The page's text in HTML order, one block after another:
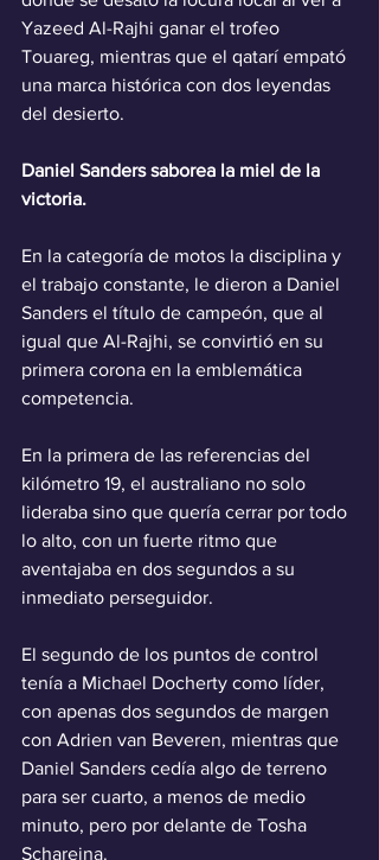
Yazeed Al-Rajhi ganar el trofeo
Touareg, mientras que el qatarí empató
una marca histórica con dos leyendas
del desierto.
Daniel Sanders saborea la miel de la
victoria.
En la categoría de motos la disciplina y
el trabajo constante, le dieron a Daniel
Sanders el título de campeón, que al
igual que Al-Rajhi, se convirtió en su
primera corona en la emblemática
competencia.
En la primera de las referencias del
kilómetro 19, el australiano no solo
lideraba sino que quería cerrar por todo
lo alto, con un fuerte ritmo que
aventajaba en dos segundos a su
inmediato perseguidor.
El segundo de los puntos de control
tenía a Michael Docherty como líder,
con apenas dos segundos de margen
con Adrien van Beveren, mientras que
Daniel Sanders cedía algo de terreno
para ser cuarto, a menos de medio
minuto, pero por delante de Tosha
Schareina.